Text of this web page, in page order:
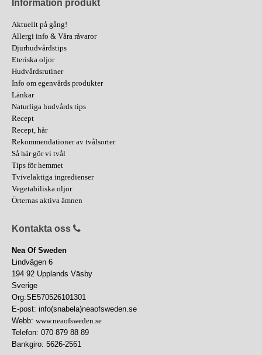
Information produkt
Aktuellt på gång!
Allergi info & Våra råvaror
Djurhudvårdstips
Eteriska oljor
Hudvårdsrutiner
Info om egenvårds produkter
Länkar
Naturliga hudvårds tips
Recept
Recept, hår
Rekommendationer av tvålsorter
Så här gör vi tvål
Tips för hemmet
Tvivelaktiga ingredienser
Vegetabiliska oljor
Örternas aktiva ämnen
Kontakta oss
Nea Of Sweden
Lindvägen 6
194 92 Upplands Väsby
Sverige
Org:SE570526101301
E-post: info(snabela)neaofsweden.se
Webb: www.neaofsweden.se
Telefon: 070 879 88 89
Bankgiro: 5626-2561